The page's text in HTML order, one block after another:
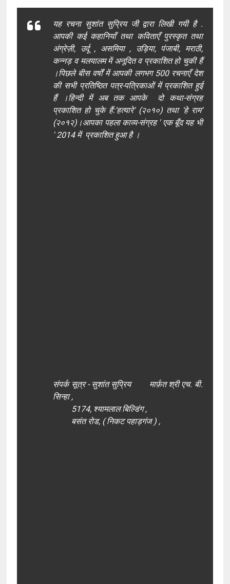
यह रचना सुशांत सुप्रिय जी द्वारा लिखी गयी है .
आपकी कई कहानियाँ तथा कविताएँ पुरस्कृत तथा
अंग्रेज़ी, उर्दू , असमिया , उड़िया, पंजाबी, मराठी,
कन्नड़ व मलयालम में अनूदित व प्रकाशित हो चुकी हैं
।पिछले बीस वर्षों में आपकी लगभग 500 रचनाएँ देश
की सभी प्रतिष्ठित पत्र-पत्रिकाओं में प्रकाशित हुई
हैं ।हिन्दी में अब तक आपके दो कथा-संग्रह
प्रकाशित हो चुके हैं:'हत्यारे' (२०१०) तथा 'हे राम'
(२०१२)।आपका पहला काव्य-संग्रह ' एक बूँद यह भी
' 2014 में प्रकाशित हुआ है ।
संपर्क सूत्र - सुशांत सुप्रियमार्फ़त श्री एच. बी.
सिन्हा ,
5174, श्यामलाल बिल्डिंग ,
बसंत रोड, ( निकट पहाड़गंज ) ,